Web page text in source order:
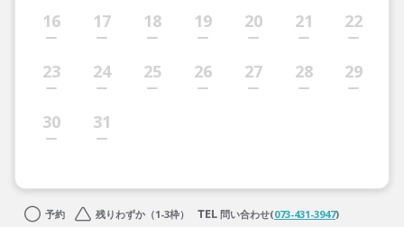
16 17 18 19 20 21 22
23 24 25 26 27 28 29
30 31
予約 残りわずか（1-3枠） 問い合わせ(073-431-3947)